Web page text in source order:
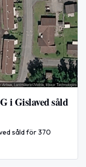
i Gislaved såld
såld för 370